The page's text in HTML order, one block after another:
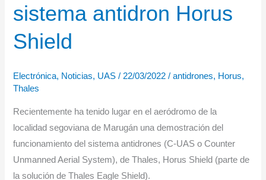
sistema antidron Horus
Shield
Electrónica, Noticias, UAS / 22/03/2022/antidrones, Horus,
Thales
Recientemente ha tenido lugar en el aeródromo de la
localidad segoviana de Marugán una demostración del
funcionamiento del sistema antidrones (C-UAS o Counter
Unmanned Aerial System), de Thales, Horus Shield (parte de
la solución de Thales Eagle Shield).